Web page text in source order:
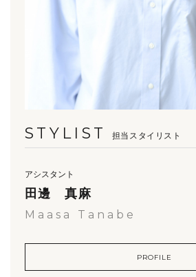
STYLIST 担当スタイリスト
アシスタント
田邊 真麻
Maasa Tanabe
PROFILE